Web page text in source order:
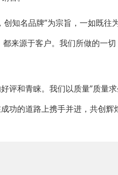
知名品牌”为宗旨，一如既
来源于客户。我们所做的一
评和青睐。我们以质量”质量
功的道路上携手并进，共创辉